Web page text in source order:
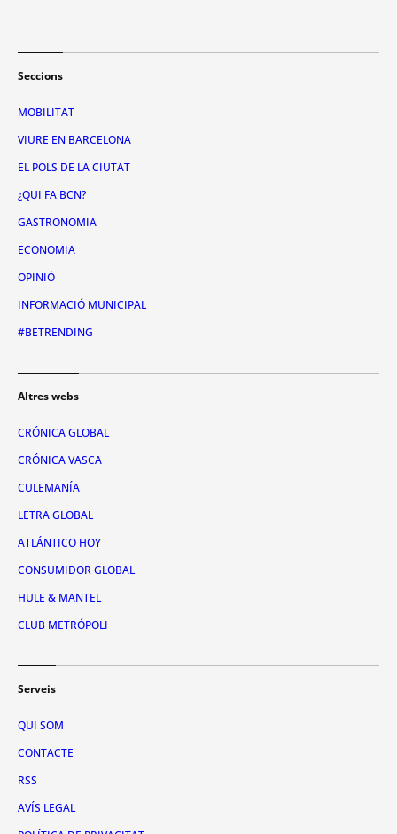
Seccions
MOBILITAT
VIURE EN BARCELONA
EL POLS DE LA CIUTAT
¿QUI FA BCN?
GASTRONOMIA
ECONOMIA
OPINIÓ
INFORMACIÓ MUNICIPAL
#BETRENDING
Altres webs
CRÓNICA GLOBAL
CRÓNICA VASCA
CULEMANÍA
LETRA GLOBAL
ATLÁNTICO HOY
CONSUMIDOR GLOBAL
HULE & MANTEL
CLUB METRÓPOLI
Serveis
QUI SOM
CONTACTE
RSS
AVÍS LEGAL